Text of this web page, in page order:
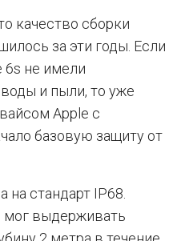
качество сборки
за эти годы. Если
6s не имели
и пыли, то уже
Apple с
базовую защиту от
стандарт IP68.
мог выдерживать